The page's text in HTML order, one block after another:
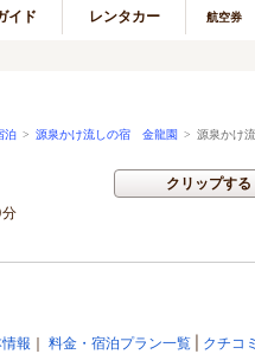
イド レンタカー 航空券
泊 > 源泉かけ流しの宿 金龍園 > 源泉かけ
クリップする
報 ｜ 料金・宿泊プラン一覧 クチコミ